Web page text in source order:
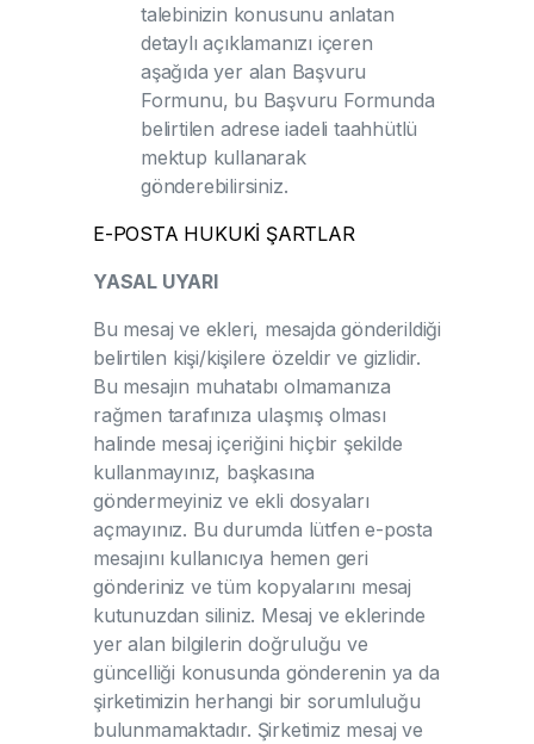
talebinizin konusunu anlatan
detaylı açıklamanızı içeren
aşağıda yer alan Başvuru
Formunu, bu Başvuru Formunda
belirtilen adrese iadeli taahhütlü
mektup kullanarak
gönderebilirsiniz.
E-POSTA HUKUKİ ŞARTLAR
YASAL UYARI
Bu mesaj ve ekleri, mesajda gönderildiği
belirtilen kişi/kişilere özeldir ve gizlidir.
Bu mesajın muhatabı olmamanıza
rağmen tarafınıza ulaşmış olması
halinde mesaj içeriğini hiçbir şekilde
kullanmayınız, başkasına
göndermeyiniz ve ekli dosyaları
açmayınız. Bu durumda lütfen e-posta
mesajını kullanıcıya hemen geri
gönderiniz ve tüm kopyalarını mesaj
kutunuzdan siliniz. Mesaj ve eklerinde
yer alan bilgilerin doğruluğu ve
güncelliği konusunda gönderenin ya da
şirketimizin herhangi bir sorumluluğu
bulunmamaktadır. Şirketimiz mesaj ve